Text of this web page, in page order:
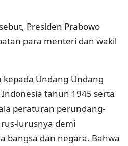
Presiden Prabowo
para menteri dan wakil
kepada Undang-Undang
tahun 1945 serta
peraturan perundang-
lurusnya demi
bangsa dan negara. Bahwa